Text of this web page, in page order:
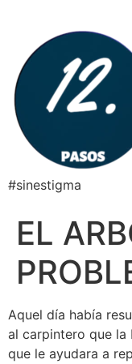
#sinestigma
EL
Aquel día había
al carpintero que la
que le ayudara a